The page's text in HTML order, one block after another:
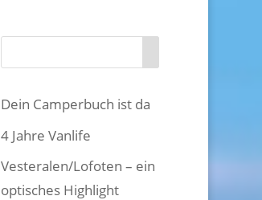
Dein Camperbuch ist da
4 Jahre Vanlife
Vesteralen/Lofoten – ein
optisches Highlight